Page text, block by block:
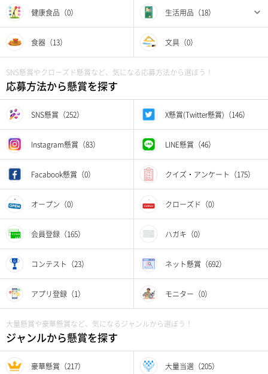
健康食品（0） 生活用品（18）
食器（13） 文具（0）
SNS懸賞やクローズド懸賞など、気になる応募方法から選ぼう！
応募方法から懸賞を探す
SNS懸賞（252） X懸賞(Twitter懸賞)（146）
Instagram懸賞（83） LINE懸賞（46）
Facabook懸賞（0） クイズ・アンケート（175）
オープン（0） クローズド（0）
会員登録（165） ハガキ（0）
コンテスト（23） ネット懸賞（692）
アプリ登録（1） モニター（0）
大量懸賞や豪華懸賞など、気になるジャンルから選ぼう！
ジャンルから懸賞を探す
豪華懸賞（217） 大量当選（205）